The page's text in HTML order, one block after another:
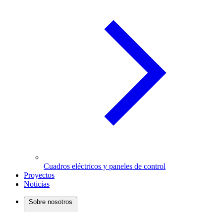
Cuadros eléctricos y paneles de control
Proyectos
Noticias
Sobre nosotros